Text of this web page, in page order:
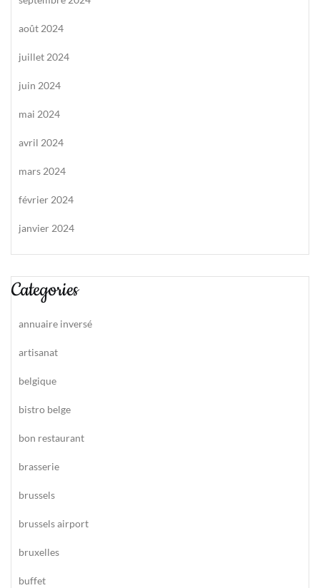
août 2024
juillet 2024
juin 2024
mai 2024
avril 2024
mars 2024
février 2024
janvier 2024
Categories
annuaire inversé
artisanat
belgique
bistro belge
bon restaurant
brasserie
brussels
brussels airport
bruxelles
buffet